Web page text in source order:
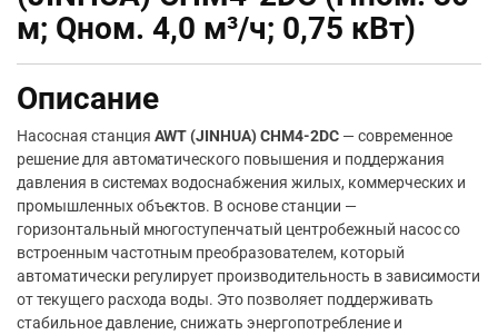
м; Qном. 4,0 м³/ч; 0,75 кВт)
Описание
Насосная станция AWT (JINHUA) CHM4-2DC— современное
решение для автоматического повышения и поддержания
давления в системах водоснабжения жилых, коммерческих и
промышленных объектов. В основе станции —
горизонтальный многоступенчатый центробежный насос со
встроенным частотным преобразователем, который
автоматически регулирует производительность в зависимости
от текущего расхода воды. Это позволяет поддерживать
стабильное давление, снижать энергопотребление и